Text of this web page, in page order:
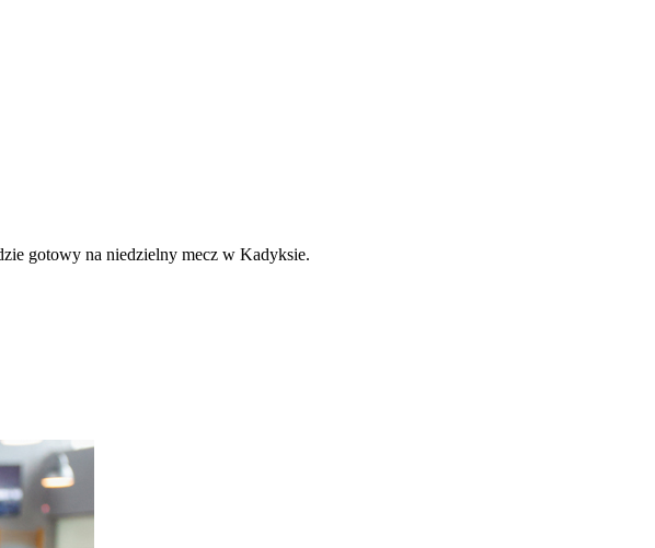
gotowy na niedzielny mecz w Kadyksie.